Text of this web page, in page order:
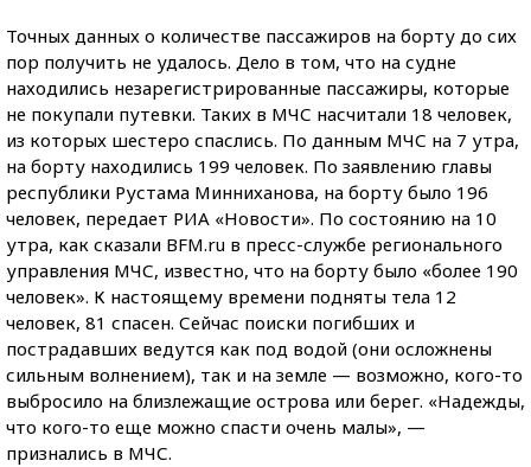
Точных данных о количестве пассажиров на борту до сих
пор получить не удалось. Дело в том, что на судне
находились незарегистрированные пассажиры, которые
не покупали путевки. Таких в МЧС насчитали 18 человек,
из которых шестеро спаслись. По данным МЧС на 7 утра,
на борту находились 199 человек. По заявлению главы
республики Рустама Минниханова, на борту было 196
человек, передает РИА «Новости». По состоянию на 10
утра, как сказали BFM.ru в пресс-службе регионального
управления МЧС, известно, что на борту было «более 190
человек». К настоящему времени подняты тела 12
человек, 81 спасен. Сейчас поиски погибших и
пострадавших ведутся как под водой (они осложнены
сильным волнением), так и на земле — возможно, кого-то
выбросило на близлежащие острова или берег. «Надежды,
что кого-то еще можно спасти очень малы», —
признались в МЧС.